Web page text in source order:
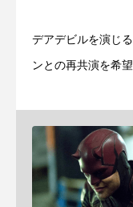
デアデビルを演じ
ンとの再共演を希